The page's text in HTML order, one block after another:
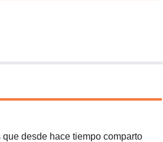
desde hace tiempo comparto